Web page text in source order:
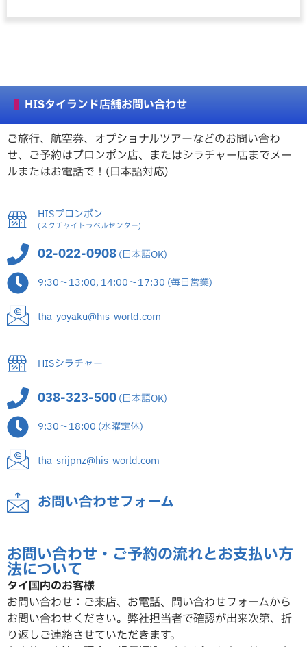
HISタイランド店舗お問い合わせ
ご旅行、航空券、オプショナルツアーなどのお問い合わ
せ、ご予約はプロンポン店、またはシラチャー店までメー
ルまたはお電話で！(日本語対応)
HISプロンポン
(スクチャイトラベルセンター)
02-022-0908(日本語OK)
9:30～13:00, 14:00～17:30 (毎日営業)
tha-yoyaku@his-world.com
HISシラチャー
038-323-500(日本語OK)
9:30～18:00 (水曜定休)
tha-srijpnz@his-world.com
お問い合わせフォーム
お問い合わせ・ご予約の流れとお支払い方
法について
タイ国内のお客様
お問い合わせ：ご来店、お電話、問い合わせフォームから
お問い合わせください。弊社担当者で確認が出来次第、折
り返しご連絡させていただきます。